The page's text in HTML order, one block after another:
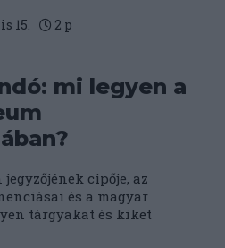
15. 2 p
mi legyen a
cipője, az
és a magyar
tárgyakat és kiket